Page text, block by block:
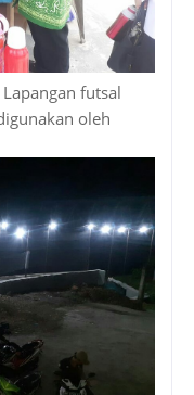
futsal
oleh